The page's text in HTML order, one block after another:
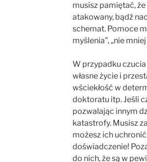
musisz pamiętać,
atakowany, bądź
schemat. Pomoce
myślenia”, „nie
W przypadku
własne życie i
wściekłość w
doktoratu itp. Jeśli
pozwalając innym
katastrofy. Musisz
możesz ich
doświadczenie!
do nich, że są w